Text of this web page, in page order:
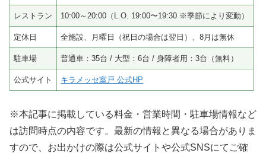
レストラン 10:00～20:00（L.O. 19:00〜19:30 ※季節により変動）
定休日 全施設、月曜日（祝日の場合は翌日）、8月は無休
駐車場 普通車：35台 / 大型：6台 / 身障者用：3台（無料）
公式サイト キラメッセ室戸 公式HP
※本記事に掲載している料金・営業時間・駐車場情報など
は訪問時点の内容です。最新の情報と異なる場合がありま
すので、お出かけの際は公式サイトや公式SNSにてご確